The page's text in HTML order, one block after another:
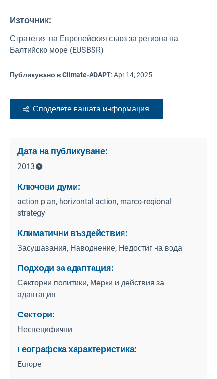
Източник:
Стратегия на Европейския съюз за региона на
Балтийско море (EUSBSR)
Публикувано в Climate-ADAPT:Apr 14, 2025
Споделете вашата информация
Дата на публикуване:
2013
Ключови думи:
action plan, horizontal action, marco-regional
strategy
Климатични въздействия:
Засушавания, Наводнение, Недостиг на вода
Подходи за адаптация:
Секторни политики, Мерки и действия за
адаптация
Сектори:
Неспецифични
Географска характеристика:
Europe